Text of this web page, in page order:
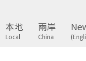
本地
Local
兩岸
China